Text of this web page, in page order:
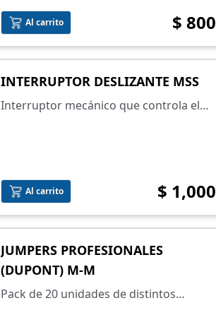
Al carrito $ 800
INTERRUPTOR DESLIZANTE MSS
Interruptor mecánico que controla el
Al carrito $ 1,000
JUMPERS PROFESIONALES
(DUPONT) M-M
Pack de 20 unidades de distintos